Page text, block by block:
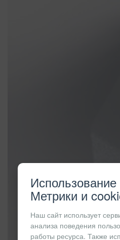
Метрики и
Наш сайт использует
анализа поведения
работы ресурса. Также